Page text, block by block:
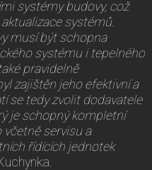
systémy budovy, což
systémů.
musí být schopna
systému i tepelného
pravidelně
zajištěn jeho efektivní a
se tedy zvolit dodavatele
je schopný kompletní
servisu a
řídících jednotek